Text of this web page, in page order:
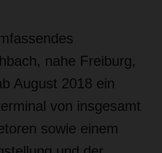
nahe Freiburg,
August 2018 ein
von insgesamt
sowie einem